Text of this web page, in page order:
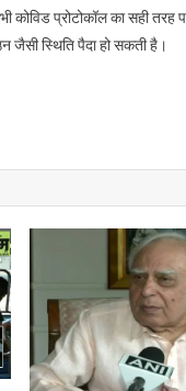
कोविड प्रोटोकॉल का सही
जैसी स्थिति पैदा हो सकती है।